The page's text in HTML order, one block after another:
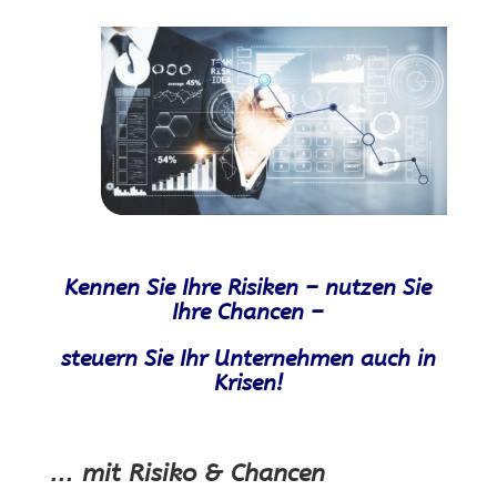
Kennen Sie Ihre Risiken – nutzen Sie
Ihre Chancen –
steuern Sie Ihr Unternehmen auch in
Krisen!
… mit Risiko & Chancen